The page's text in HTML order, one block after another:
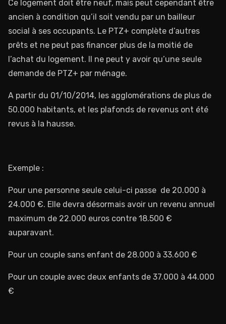
Ce logement doit être neuf, mais peut cependant être
ancien à condition qu’il soit vendu par un bailleur
social à ses occupants. Le PTZ+ complète d’autres
prêts et ne peut pas financer plus de la moitié de
l’achat du logement. Il ne peut y avoir qu’une seule
demande de PTZ+ par ménage.
A partir du 01/10/2014, les agglomérations de plus de
50.000 habitants, et les plafonds de revenus ont été
revus à la hausse.
Exemple :
Pour une personne seule celui-ci passe de 20.000 à
24.000 €. Elle devra désormais avoir un revenu annuel
maximum de 22.000 euros contre 18.500 €
auparavant.
Pour un couple sans enfant de 28.000 à 33.600 €
Pour un couple avec deux enfants de 37.000 à 44.000
€